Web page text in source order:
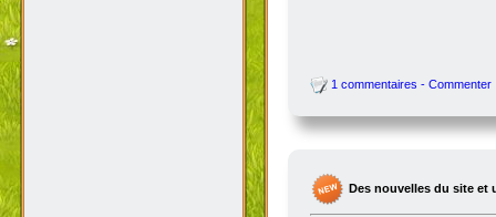
1 commentaires - Commenter
Des nouvelles du site